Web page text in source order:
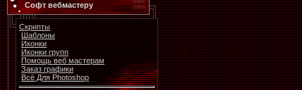
Софт вебмастеру
Скрипты
Шаблоны
Иконки
Иконки групп
Помощь веб мастерам
Заказ графики
Всё Для Photoshop